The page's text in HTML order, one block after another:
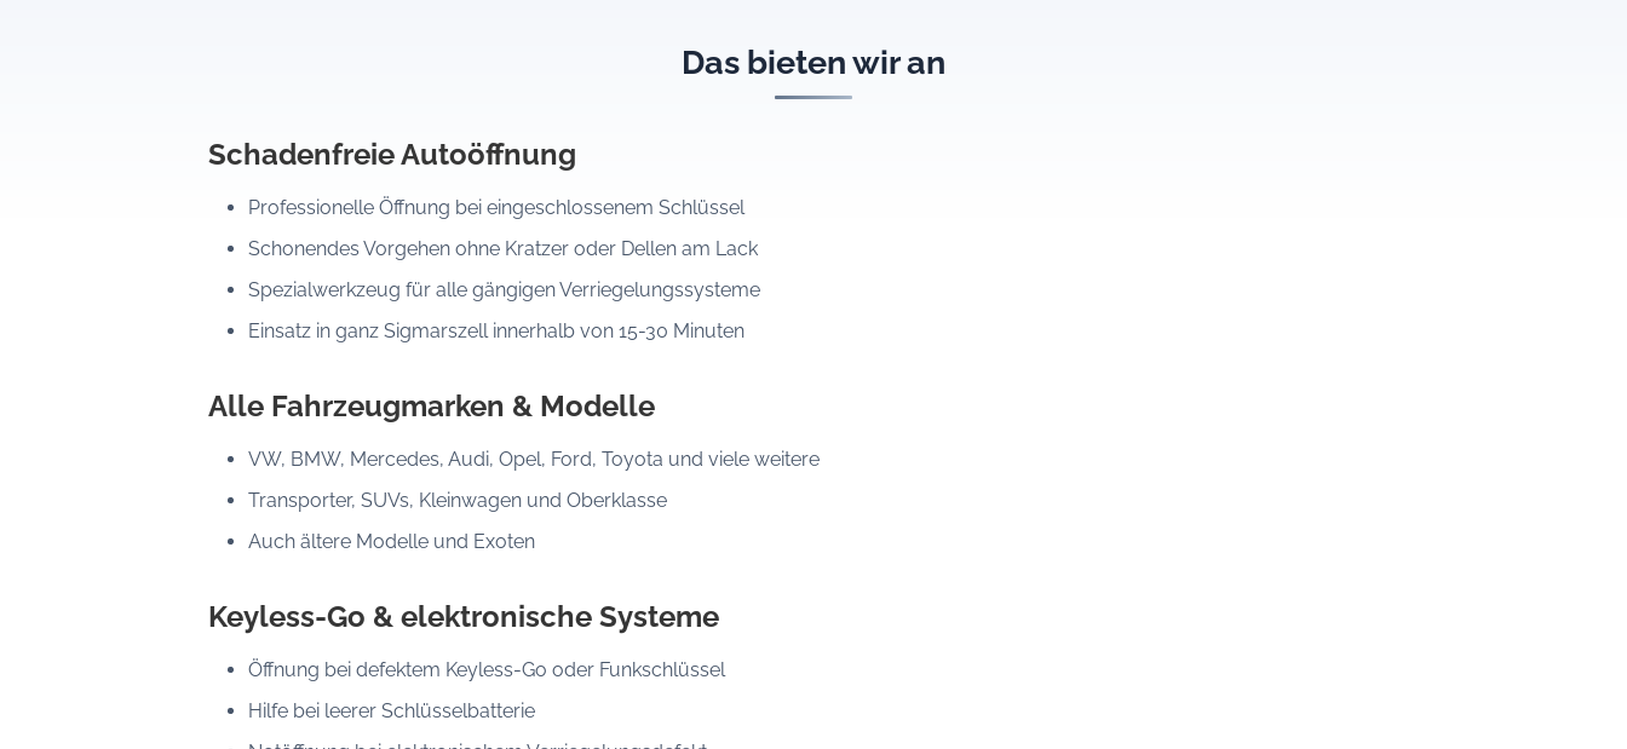
Das bieten wir an
Schadenfreie Autoöffnung
Professionelle Öffnung bei eingeschlossenem Schlüssel
Schonendes Vorgehen ohne Kratzer oder Dellen am Lack
Spezialwerkzeug für alle gängigen Verriegelungssysteme
Einsatz in ganz Sigmarszell innerhalb von 15-30 Minuten
Alle Fahrzeugmarken & Modelle
VW, BMW, Mercedes, Audi, Opel, Ford, Toyota und viele weitere
Transporter, SUVs, Kleinwagen und Oberklasse
Auch ältere Modelle und Exoten
Keyless-Go & elektronische Systeme
Öffnung bei defektem Keyless-Go oder Funkschlüssel
Hilfe bei leerer Schlüsselbatterie